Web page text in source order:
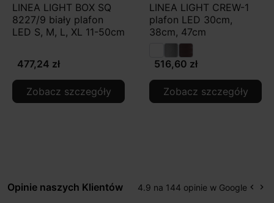
LINEA LIGHT BOX SQ
8227/9 biały plafon
LED S, M, L, XL 11-50cm
477,24 zł
Zobacz szczegóły
LINEA LIGHT CREW-1
plafon LED 30cm,
38cm, 47cm
516,60 zł
Zobacz szczegóły
Opinie naszych Klientów 4.9 na 144 opinie w Google keyboard_arrow_left keyboard_arrow_right